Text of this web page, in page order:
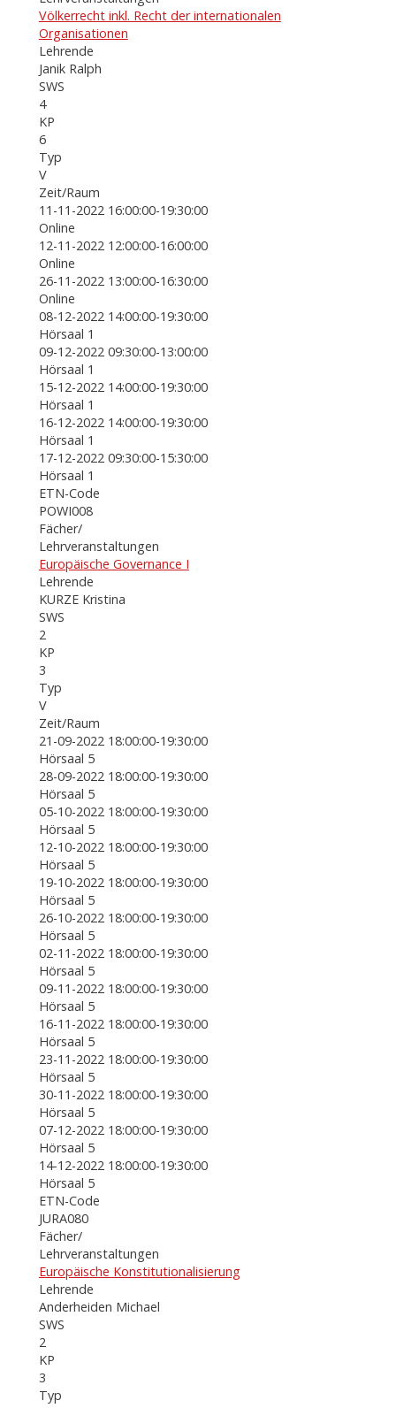
Völkerrecht inkl. Recht der internationalen
Organisationen
Lehrende
Janik Ralph
SWS
4
KP
6
Typ
V
Zeit/Raum
11-11-2022 16:00:00-19:30:00
Online
12-11-2022 12:00:00-16:00:00
Online
26-11-2022 13:00:00-16:30:00
Online
08-12-2022 14:00:00-19:30:00
Hörsaal 1
09-12-2022 09:30:00-13:00:00
Hörsaal 1
15-12-2022 14:00:00-19:30:00
Hörsaal 1
16-12-2022 14:00:00-19:30:00
Hörsaal 1
17-12-2022 09:30:00-15:30:00
Hörsaal 1
ETN-Code
POWI008
Fächer/
Lehrveranstaltungen
Europäische Governance I
Lehrende
KURZE Kristina
SWS
2
KP
3
Typ
V
Zeit/Raum
21-09-2022 18:00:00-19:30:00
Hörsaal 5
28-09-2022 18:00:00-19:30:00
Hörsaal 5
05-10-2022 18:00:00-19:30:00
Hörsaal 5
12-10-2022 18:00:00-19:30:00
Hörsaal 5
19-10-2022 18:00:00-19:30:00
Hörsaal 5
26-10-2022 18:00:00-19:30:00
Hörsaal 5
02-11-2022 18:00:00-19:30:00
Hörsaal 5
09-11-2022 18:00:00-19:30:00
Hörsaal 5
16-11-2022 18:00:00-19:30:00
Hörsaal 5
23-11-2022 18:00:00-19:30:00
Hörsaal 5
30-11-2022 18:00:00-19:30:00
Hörsaal 5
07-12-2022 18:00:00-19:30:00
Hörsaal 5
14-12-2022 18:00:00-19:30:00
Hörsaal 5
ETN-Code
JURA080
Fächer/
Lehrveranstaltungen
Europäische Konstitutionalisierung
Lehrende
Anderheiden Michael
SWS
2
KP
3
Typ